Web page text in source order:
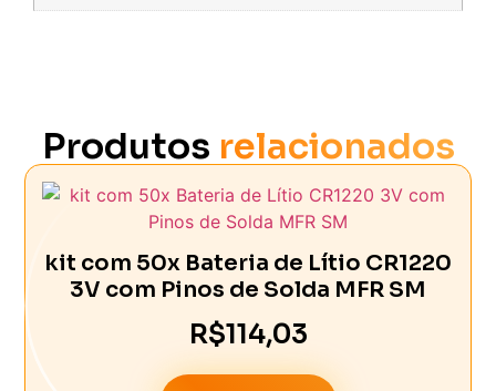
Produtos relacionados
kit com 50x Bateria de Lítio CR1220
3V com Pinos de Solda MFR SM
R$114,03